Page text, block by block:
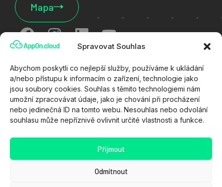
Spravovat Souhlas
Abychom poskytli co nejlepší služby, používáme k ukládání
a/nebo přístupu k informacím o zařízení, technologie jako
jsou soubory cookies. Souhlas s těmito technologiemi nám
umožní zpracovávat údaje, jako je chování při procházení
nebo jedinečná ID na tomto webu. Nesouhlas nebo odvolání
souhlasu může nepříznivě ovlivnit určité vlastnosti a funkce.
Přijmout
Odmítnout
Mapa
Cookies
Ochrana osobních údajů
Všeobecné technické podmínky
Zákaznický portál